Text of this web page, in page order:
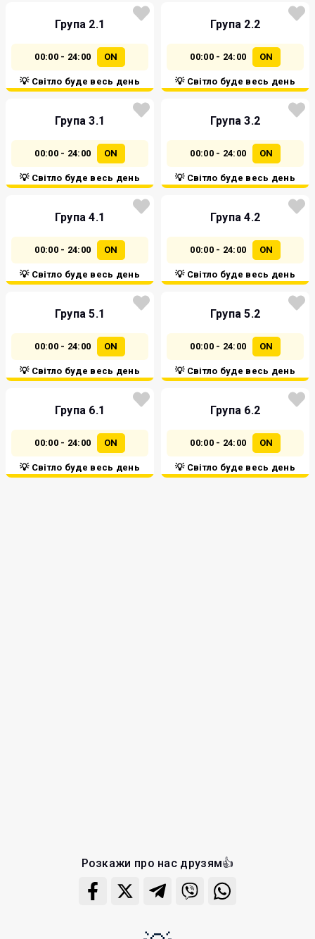
Група 2.1
00:00 - 24:00 ON
💡 Світло буде весь день
Група 2.2
00:00 - 24:00 ON
💡 Світло буде весь день
Група 3.1
00:00 - 24:00 ON
💡 Світло буде весь день
Група 3.2
00:00 - 24:00 ON
💡 Світло буде весь день
Група 4.1
00:00 - 24:00 ON
💡 Світло буде весь день
Група 4.2
00:00 - 24:00 ON
💡 Світло буде весь день
Група 5.1
00:00 - 24:00 ON
💡 Світло буде весь день
Група 5.2
00:00 - 24:00 ON
💡 Світло буде весь день
Група 6.1
00:00 - 24:00 ON
💡 Світло буде весь день
Група 6.2
00:00 - 24:00 ON
💡 Світло буде весь день
Розкажи про нас друзям👍